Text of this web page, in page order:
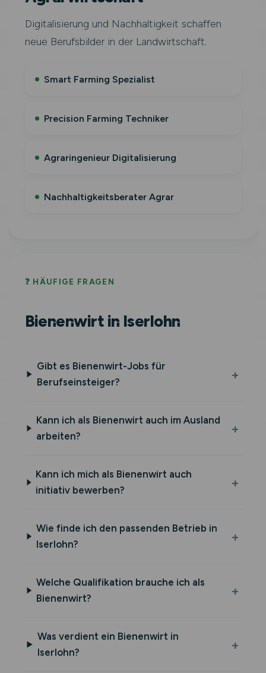
Digitalisierung und Nachhaltigkeit schaffen
neue Berufsbilder in der Landwirtschaft.
Smart Farming Spezialist
Precision Farming Techniker
Agraringenieur Digitalisierung
Nachhaltigkeitsberater Agrar
❓ HÄUFIGE FRAGEN
Bienenwirt in Iserlohn
Gibt es Bienenwirt-Jobs für
Berufseinsteiger?
Kann ich als Bienenwirt auch im Ausland
arbeiten?
Kann ich mich als Bienenwirt auch
initiativ bewerben?
Wie finde ich den passenden Betrieb in
Iserlohn?
Welche Qualifikation brauche ich als
Bienenwirt?
Was verdient ein Bienenwirt in
Iserlohn?